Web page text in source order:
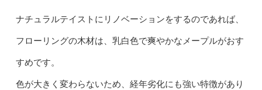
ナチュラルテイストにリノベーションをするのであれば、
フローリングの木材は、乳白色で爽やかなメープルがおす
すめです。
色が大きく変わらないため、経年劣化にも強い特徴があり